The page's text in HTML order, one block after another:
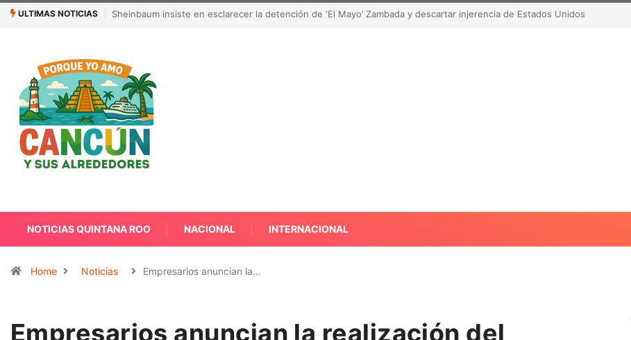
ULTIMAS NOTICIAS
injerencia de Estados Unidos¿Quién es Galita Ari y por qué acusa a RoRo de robar contenido? La polémica que sacude las redes sociales
NOTICIAS QUINTANA ROO NACIONAL INTERNACIONAL
Home Noticias Empresarios anuncian la…
Empresarios anuncian la realización del